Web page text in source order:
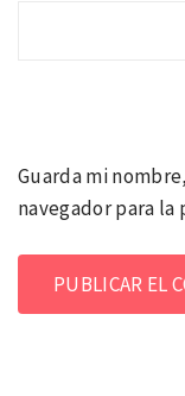
Guarda mi
navegador para